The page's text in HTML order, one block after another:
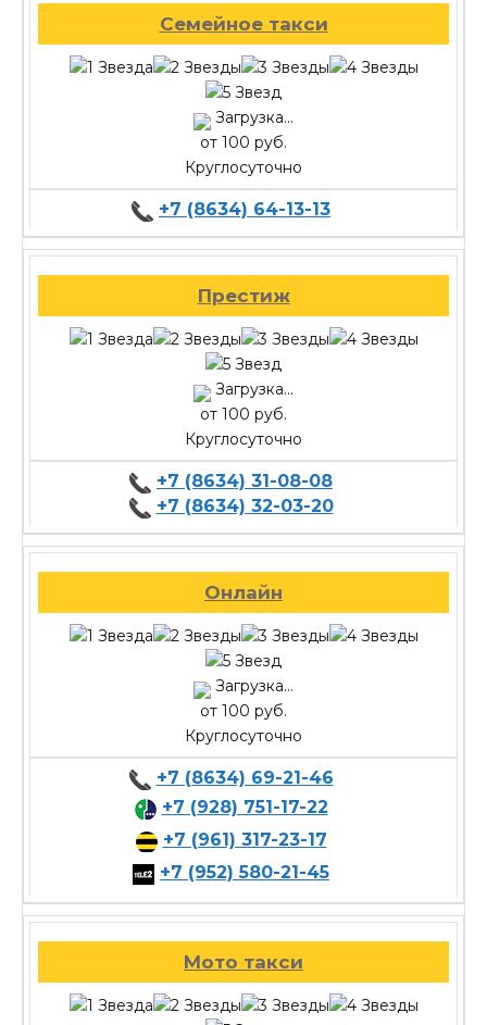
Семейное такси
Загрузка...
от 100 руб.
Круглосуточно
+7 (8634) 64-13-13
Престиж
Загрузка...
от 100 руб.
Круглосуточно
+7 (8634) 31-08-08
+7 (8634) 32-03-20
Онлайн
Загрузка...
от 100 руб.
Круглосуточно
+7 (8634) 69-21-46
+7 (928) 751-17-22
+7 (961) 317-23-17
+7 (952) 580-21-45
Мото такси